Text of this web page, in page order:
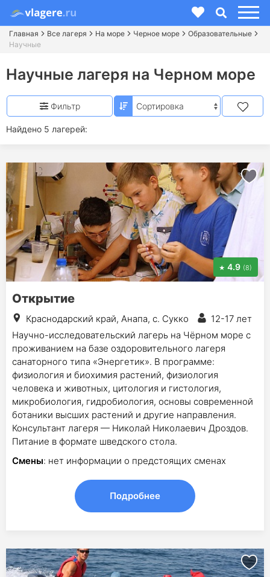
Главная Все лагеря На море Черное море
Образовательные
Научные
Научные лагеря на Черном море
Найдено 5 лагерей:
Фильтр
4.9 (8)
Открытие
Краснодарский край, Анапа, с. Сукко
12-17 лет
Научно-исследовательский лагерь на Чёрном море с
проживанием на базе оздоровительного лагеря
санаторного типа «Энергетик». В программе:
физиология и биохимия растений, физиология
человека и животных, цитология и гистология,
микробиология, гидробиология, основы современной
ботаники высших растений и другие направления.
Консультант лагеря — Николай Николаевич Дроздов.
Питание в формате шведского стола.
Смены: нет информации о предстоящих сменах
Подробнее